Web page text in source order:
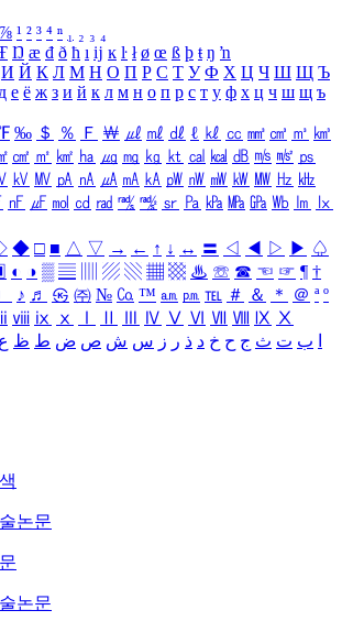
⅞ ¹ ² ³ ⁴ ⁿ ₁ ₂ ₃ ₄
Ŋ æ đ ð ħ ı ĳ ĸ ŀ ł ø œ ß þ ŧ ŋ ŉ
И Й К Л М Н О П Р С Т У Ф Х Ц Ч Ш Щ Ъ
е ё ж з и й к л м н о п р с т у ф х ц ч ш щ ъ
‰ ＄ ％ Ｆ ￦ ㎕ ㎖ ㎗ ℓ ㎘ ㏄ ㎣ ㎤ ㎥ ㎦
㎠ ㎡ ㎢ ㏊ ㎍ ㎎ ㎏ ㏏ ㎈ ㎉ ㏈ ㎧ ㎨ ㎰
㎸ ㎹ ㎀ ㎁ ㎂ ㎃ ㎄ ㎺ ㎻ ㎽ ㎾ ㎿ ㎐ ㎑
㎋ ㎌ ㏖ ㏅ ㎭ ㎮ ㎯ ㏛ ㎩ ㎪ ㎫ ㎬ ㏝ ㏐
㏓
◆ □ ■ △ ▽ → ← ↑ ↓ ↔ 〓 ◁ ◀ ▷ ▶ ♤
◐ ◑ ▒ ▤ ▨ ▧ ▦ ▩ ♨ ☏ ☎ ☜ ☞ ¶ †
♪ ♬ ㉿ ㈜ № ㏇ ™ ㏂ ㏘ ℡ ＃ ＆ ＊ ＠ ª º
ⅷ ⅸ ⅹ Ⅳ Ⅴ Ⅵ Ⅶ Ⅷ Ⅸ Ⅹ
ب ت ث ج ح خ د ذ ر ز س ش ص ض ط ظ ع
논문
논문